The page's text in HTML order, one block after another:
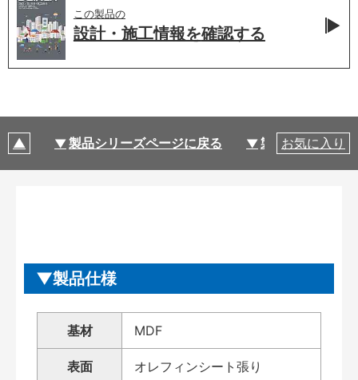
この製品の
設計・施工情報を確認する
製品シリーズページに戻る 製品仕様
お気に入り
製品仕様
基材 MDF
表面 オレフィンシート張り